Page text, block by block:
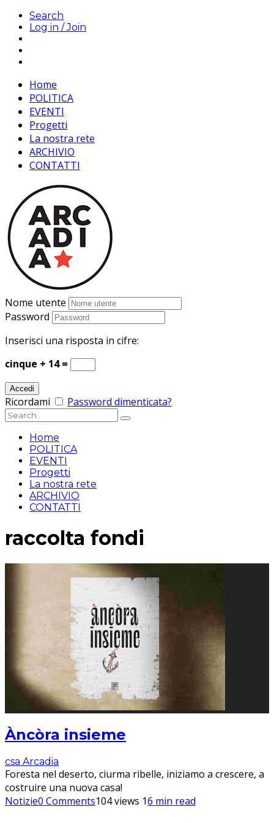
Search
Log in / Join
Home
POLITICA
EVENTI
Progetti
La nostra rete
ARCHIVIO
CONTATTI
Nome utente
Password
Inserisci una risposta in cifre:
cinque + 14 =
Ricordami Password dimenticata?
Home
POLITICA
EVENTI
Progetti
La nostra rete
ARCHIVIO
CONTATTI
raccolta fondi
Àncòra insieme
csa Arcadia
Foresta nel deserto, ciurma ribelle, iniziamo a crescere, a
costruire una nuova casa!
Notizie0 Comments104 views 16 min read